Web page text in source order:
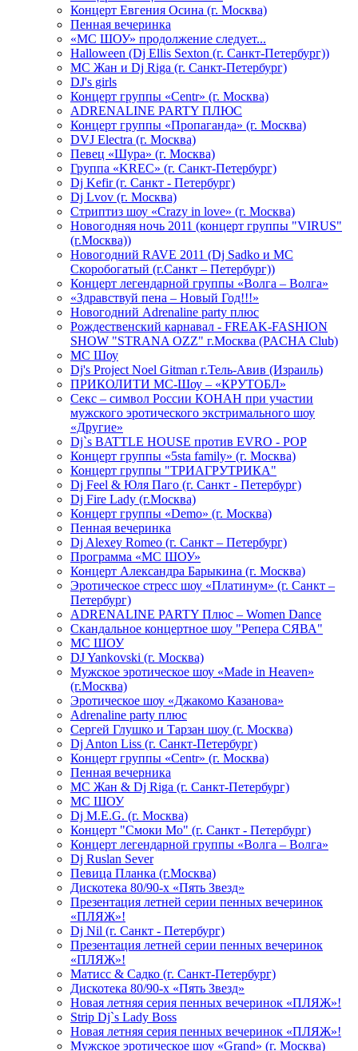
Концерт Евгения Осина (г. Москва)
Пенная вечеринка
«МС ШОУ» продолжение следует...
Halloween (Dj Ellis Sexton (г. Санкт-Петербург))
МС Жан и Dj Riga (г. Санкт-Петербург)
DJ's girls
Концерт группы «Centr» (г. Москва)
ADRENALINE PARTY ПЛЮС
Концерт группы «Пропаганда» (г. Москва)
DVJ Electra (г. Москва)
Певец «Шура» (г. Москва)
Группа «KREC» (г. Санкт-Петербург)
Dj Kefir (г. Санкт - Петербург)
Dj Lvov (г. Москва)
Стриптиз шоу «Crazy in love» (г. Москва)
Новогодняя ночь 2011 (концерт группы "VIRUS"
(г.Москва))
Новогодний RAVE 2011 (Dj Sadko и MC
Скоробогатый (г.Санкт – Петербург))
Концерт легендарной группы «Волга – Волга»
«Здравствуй пена – Новый Год!!!»
Новогодний Adrenaline party плюс
Рождественский карнавал - FREAK-FASHION
SHOW "STRANA OZZ" г.Москва (PACHA Club)
MC Шоу
Dj's Project Noel Gitman г.Тель-Авив (Израиль)
ПРИКОЛИТИ МС-Шоу – «КРУТОБЛ»
Секс – символ России КОНАН при участии
мужского эротического экстримального шоу
«Другие»
Dj`s BATTLE HOUSE против EVRO - POP
Концерт группы «5sta family» (г. Москва)
Концерт группы "ТРИАГРУТРИКА"
Dj Feel & Юля Паго (г. Санкт - Петербург)
Dj Fire Lady (г.Москва)
Концерт группы «Demo» (г. Москва)
Пенная вечеринка
Dj Alexey Romeo (г. Санкт – Петербург)
Программа «МС ШОУ»
Концерт Александра Барыкина (г. Москва)
Эротическое стресс шоу «Платинум» (г. Санкт –
Петербург)
ADRENALINE PARTY Плюс – Women Dance
Скандальное концертное шоу "Репера СЯВА"
МС ШОУ
DJ Yankovski (г. Москва)
Мужское эротическое шоу «Made in Heaven»
(г.Москва)
Эротическое шоу «Джакомо Казанова»
Adrenaline party плюс
Сергей Глушко и Тарзан шоу (г. Москва)
Dj Anton Liss (г. Санкт-Петербург)
Концерт группы «Centr» (г. Москва)
Пенная вечерника
МС Жан & Dj Riga (г. Санкт-Петербург)
МС ШОУ
Dj M.E.G. (г. Москва)
Концерт "Смоки Мо" (г. Санкт - Петербург)
Концерт легендарной группы «Волга – Волга»
Dj Ruslan Sever
Певица Планка (г.Москва)
Дискотека 80/90-х «Пять Звезд»
Презентация летней серии пенных вечеринок
«ПЛЯЖ»!
Dj Nil (г. Санкт - Петербург)
Презентация летней серии пенных вечеринок
«ПЛЯЖ»!
Матисс & Садко (г. Санкт-Петербург)
Дискотека 80/90-х «Пять Звезд»
Новая летняя серия пенных вечеринок «ПЛЯЖ»!
Strip Dj`s Lady Boss
Новая летняя серия пенных вечеринок «ПЛЯЖ»!
Мужское эротическое шоу «Grand» (г. Москва)